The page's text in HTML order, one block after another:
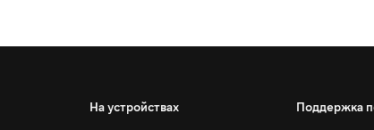
На устройствах
Поддержка